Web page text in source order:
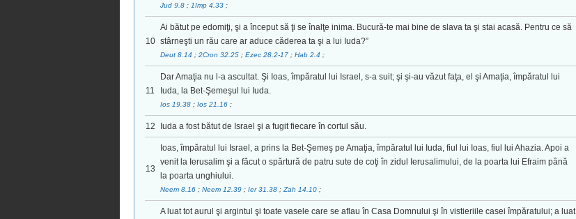
Jud 9.8 ; 1Imp 4.33 ;
10
Ai bătut pe edomiţi, şi a început să ţi se înalţe inima. Bucură-te mai bine de slava ta şi stai acasă. Pentru ce să
stârneşti un rău care ar aduce căderea ta şi a lui Iuda?”
Deut 8.14 ; 2Cron 32.25 ; Ezec 28.2-17 ; Hab 2.4 ;
11
Dar Amaţia nu l-a ascultat. Şi Ioas, împăratul lui Israel, s-a suit; şi şi-au văzut faţa, el şi Amaţia, împăratul lui
Iuda, la Bet-Şemeşul lui Iuda.
Ios 19.38 ; Ios 21.16 ;
12 Iuda a fost bătut de Israel şi a fugit fiecare în cortul său.
13
Ioas, împăratul lui Israel, a prins la Bet-Şemeş pe Amaţia, împăratul lui Iuda, fiul lui Ioas, fiul lui Ahazia. Apoi a
venit la Ierusalim şi a făcut o spărtură de patru sute de coţi în zidul Ierusalimului, de la poarta lui Efraim până
la poarta unghiului.
Neem 8.16 ; Neem 12.39 ; Ier 31.38 ; Zah 14.10 ;
A luat tot aurul şi argintul şi toate vasele care se aflau în Casa Domnului şi în vistieriile casei împăratului; a luat